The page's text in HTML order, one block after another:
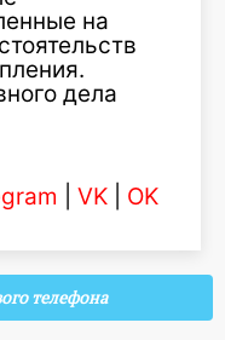
на
дела
VK OK
телефона